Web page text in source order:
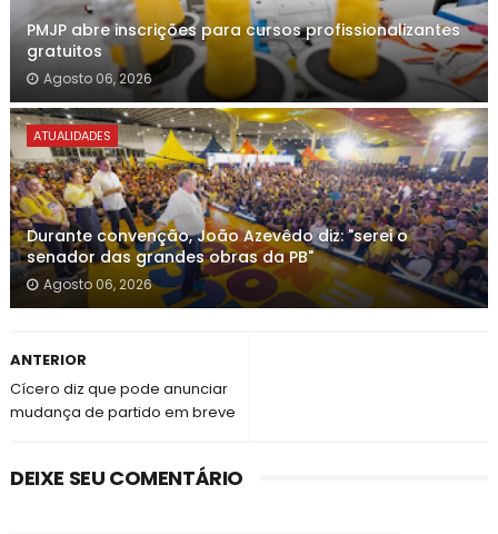
PMJP abre inscrições para cursos profissionalizantes
gratuitos
Agosto 06, 2026
ATUALIDADES
Durante convenção, João Azevêdo diz: "serei o
senador das grandes obras da PB"
Agosto 06, 2026
ANTERIOR
Cícero diz que pode anunciar
mudança de partido em breve
DEIXE SEU COMENTÁRIO